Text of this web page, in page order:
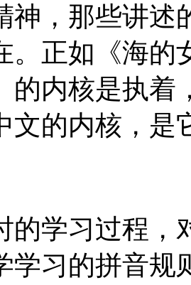
神，那些讲述
。正如《海的
的内核是执着
文的内核，是
学习过程，
学习的拼音规